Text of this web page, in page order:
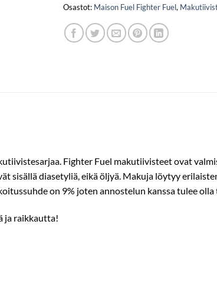
Osastot: Maison Fuel Fighter Fuel,
Fighter Fuel makutiivisteet ovat
sisällä diasetyliä, eikä öljyä. Makuja löytyy
on 9% joten annostelun kanssa tulee
ja raikkautta!